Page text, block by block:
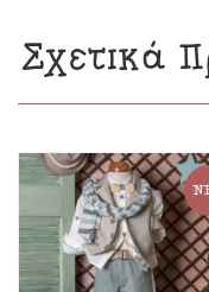
Σχετικά